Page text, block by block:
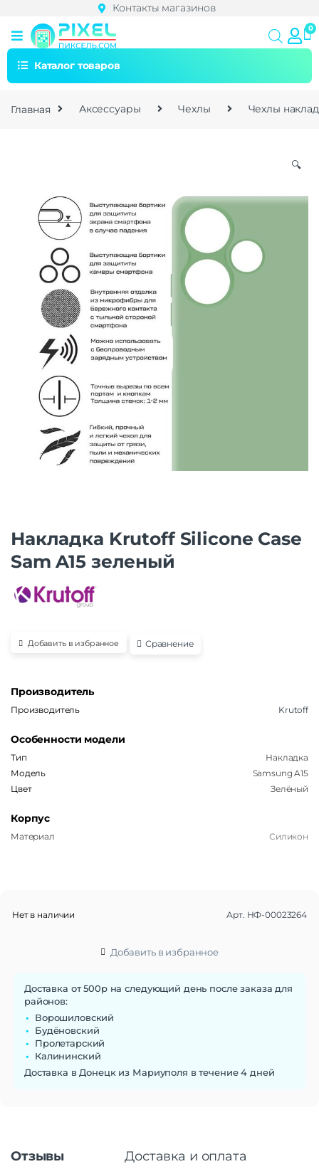
Контакты магазинов
Каталог товаров
Главная Аксессуары Чехлы Чехлы
🔍
Накладка Krutoff Silicone Case
Sam A15 зеленый
Добавить в избранное Сравнение
Производитель
Производитель Krutoff
Особенности модели
Тип
Накладка
Модель
Samsung A15
Цвет
Зелёный
Корпус
Материал Силикон
Нет в наличии Арт. НФ-00023264
Добавить в избранное
Доставка от 500р на следующий день после заказа для
районов:
Ворошиловский
Будёновский
Пролетарский
Калининский
Доставка в Донецк из Мариуполя в течение 4 дней
Отзывы Доставка и оплата